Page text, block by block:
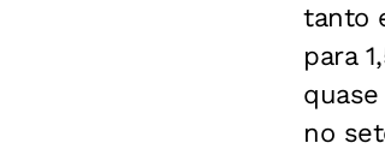
tanto
para
no